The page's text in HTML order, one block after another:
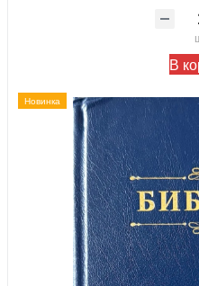
В
Новинка